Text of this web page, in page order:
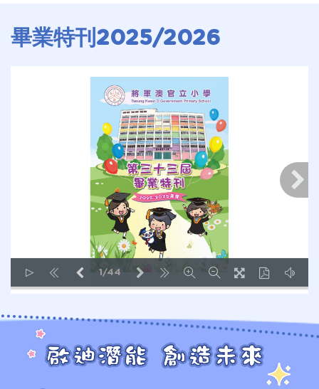
連
畢業特刊2025/2026
LOADING PAGES 6% ...
1/44